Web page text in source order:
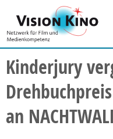
Kinderjury
an